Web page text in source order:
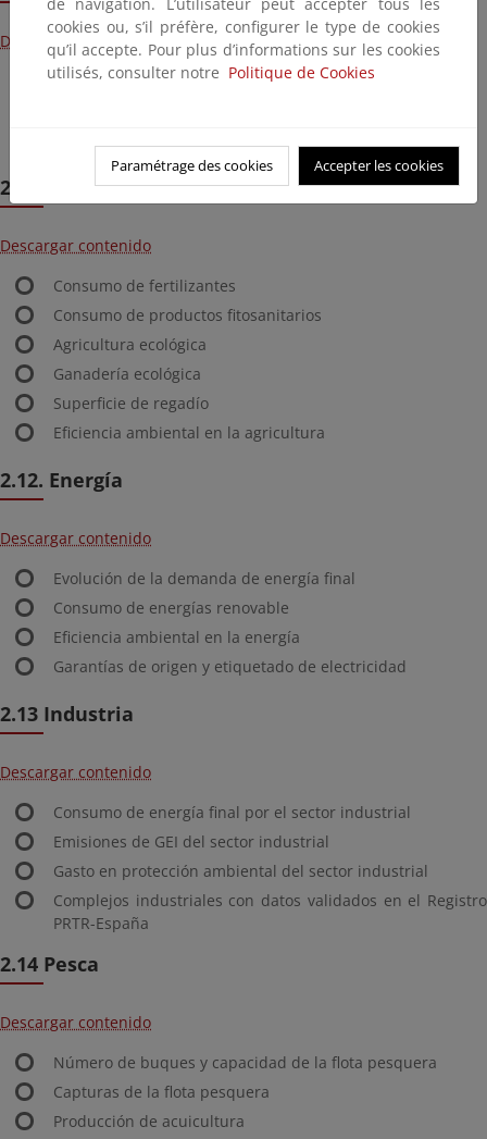
Descargar contenido
Generación de residuos municipales
2.11 Agricultura
Descargar contenido
Consumo de fertilizantes
Consumo de productos fitosanitarios
Agricultura ecológica
Ganadería ecológica
Superficie de regadío
Eficiencia ambiental en la agricultura
2.12. Energía
Descargar contenido
Evolución de la demanda de energía final
Consumo de energías renovable
Eficiencia ambiental en la energía
Garantías de origen y etiquetado de electricidad
2.13 Industria
Descargar contenido
Consumo de energía final por el sector industrial
Emisiones de GEI del sector industrial
Gasto en protección ambiental del sector industrial
Complejos industriales con datos validados en el Registro
PRTR-España
2.14 Pesca
Descargar contenido
Número de buques y capacidad de la flota pesquera
Capturas de la flota pesquera
Producción de acuicultura
cookies ou, s’il préfère, configurer le type de cookies
qu’il accepte. Pour plus d’informations sur les cookies
utilisés, consulter notre Politique de Cookies
Paramétrage des cookies Accepter les cookies